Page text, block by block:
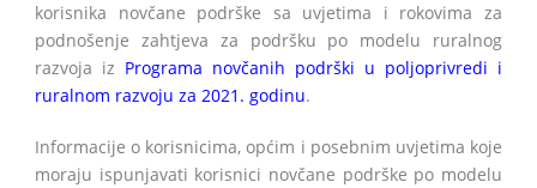
korisnika novčane podrške sa uvjetima i rokovima za
podnošenje zahtjeva za podršku po modelu ruralnog
razvoja iz Programa novčanih podrški u poljoprivredi i
ruralnom razvoju za 2021. godinu.
Informacije o korisnicima, općim i posebnim uvjetima koje
moraju ispunjavati korisnici novčane podrške po modelu